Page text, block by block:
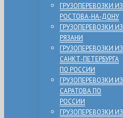
ГРУЗОПЕРЕВОЗКИ ИЗ
РОСТОВА-НА-ДОНУ
ГРУЗОПЕРЕВОЗКИ ИЗ
РЯЗАНИ
ГРУЗОПЕРЕВОЗКИ ИЗ
САНКТ-ПЕТЕРБУРГА
ПО РОССИИ
ГРУЗОПЕРЕВОЗКИ ИЗ
САРАТОВА ПО
РОССИИ
ГРУЗОПЕРЕВОЗКИ ИЗ